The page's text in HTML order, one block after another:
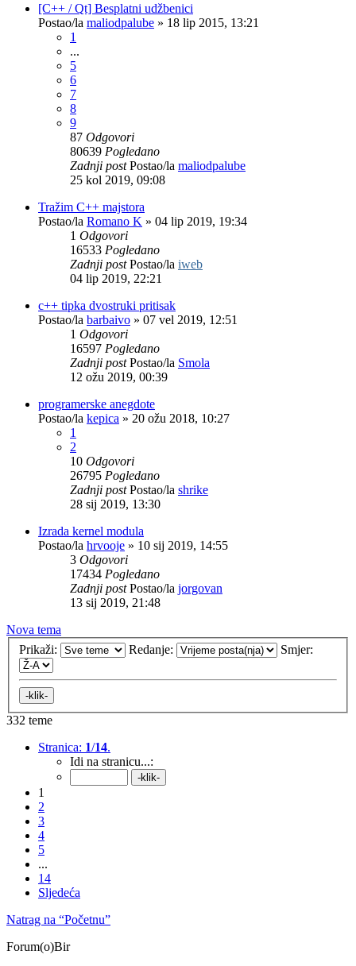
[C++ / Qt] Besplatni udžbenici
Postao/la maliodpalube » 18 lip 2015, 13:21
1
...
5
6
7
8
9
87 Odgovori
80639 Pogledano
Zadnji postPostao/la maliodpalube
25 kol 2019, 09:08
Tražim C++ majstora
Postao/la Romano K » 04 lip 2019, 19:34
1 Odgovori
16533 Pogledano
Zadnji postPostao/la iweb
04 lip 2019, 22:21
c++ tipka dvostruki pritisak
Postao/la barbaivo » 07 vel 2019, 12:51
1 Odgovori
16597 Pogledano
Zadnji postPostao/la Smola
12 ožu 2019, 00:39
programerske anegdote
Postao/la kepica » 20 ožu 2018, 10:27
1
2
10 Odgovori
26795 Pogledano
Zadnji postPostao/la shrike
28 sij 2019, 13:30
Izrada kernel modula
Postao/la hrvooje » 10 sij 2019, 14:55
3 Odgovori
17434 Pogledano
Zadnji postPostao/la jorgovan
13 sij 2019, 21:48
Nova tema
Prikaži:
Redanje: Smjer:
332 teme
Stranica: 1/14.
Idi na stranicu...:
1
2
3
4
5
...
14
Sljedeća
Natrag na “Početnu”
Forum(o)Bir